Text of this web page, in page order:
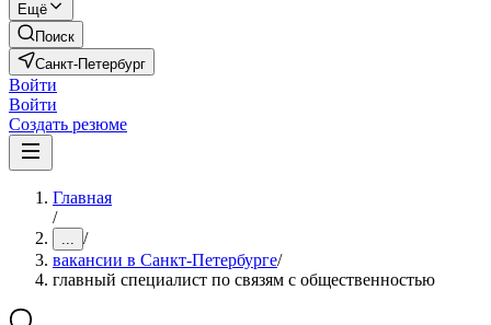
Ещё
Поиск
Санкт-Петербург
Войти
Войти
Создать резюме
Главная
/
... /
вакансии в Санкт-Петербурге/
главный специалист по связям с общественностью